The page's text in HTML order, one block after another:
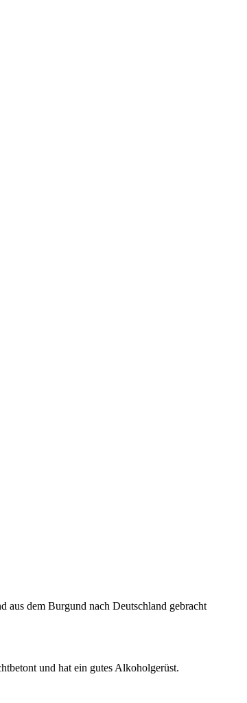
aus dem Burgund nach Deutschland gebracht
und hat ein gutes Alkoholgerüst.